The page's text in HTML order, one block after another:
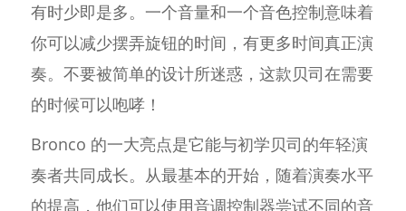
有时少即是多。一个音量和一个音色控制意味着
你可以减少摆弄旋钮的时间，有更多时间真正演
奏。不要被简单的设计所迷惑，这款贝司在需要
的时候可以咆哮！
Bronco 的一大亮点是它能与初学贝司的年轻演
奏者共同成长。从最基本的开始，随着演奏水平
的提高，他们可以使用音调控制器尝试不同的音